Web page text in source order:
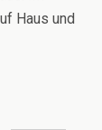
Haus und